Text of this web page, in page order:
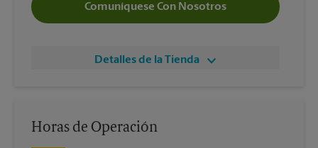
Comuníquese Con Nosotros
Detalles de la Tienda
Horas de Operación